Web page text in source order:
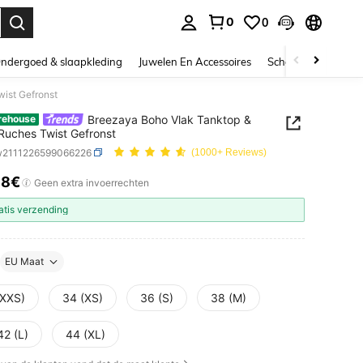
0 0
& slaapkleding Juwelen En Accessoires Schoonheid &
Gefronst
Breezaya Boho Vlak Tanktop &
Twist Gefronst
(1000+ Reviews)
AND AVAILABILITY
Geen extra invoerrechten
verzending
EU Maat
34 (XS) 36 (S) 38 (M)
(L) 44 (XL)